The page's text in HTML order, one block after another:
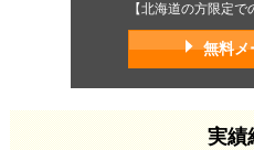
【北海道の方限定で
無料メ
実績